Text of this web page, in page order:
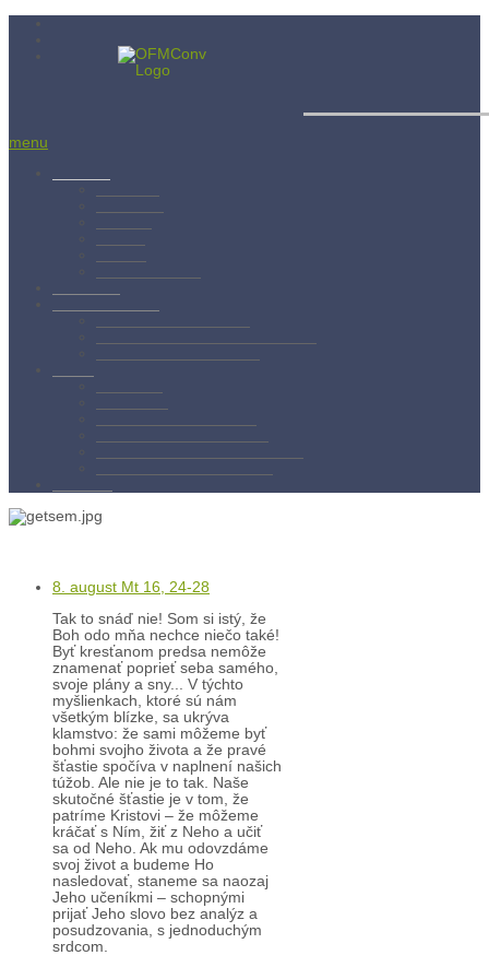
menu
Albánsko
Bratislava
Juniorát
Brehov
Levoča
Spišský Štvrtok
Povolanie
Svätý František
Životopis sv. Františka
Chronológia života sv. Františka
Testament sv. Františka
Dejiny minoritov vo svete
Dejiny minoritov na Slovensku
Rytierstvo Nepoškvrnenej
Kontakty
8. august Mt 16, 24-28
Tak to snáď nie! Som si istý, že
Boh odo mňa nechce niečo také!
Byť kresťanom predsa nemôže
znamenať poprieť seba samého,
svoje plány a sny... V týchto
myšlienkach, ktoré sú nám
všetkým blízke, sa ukrýva
klamstvo: že sami môžeme byť
bohmi svojho života a že pravé
šťastie spočíva v naplnení našich
túžob. Ale nie je to tak. Naše
skutočné šťastie je v tom, že
patríme Kristovi – že môžeme
kráčať s Ním, žiť z Neho a učiť
sa od Neho. Ak mu odovzdáme
svoj život a budeme Ho
nasledovať, staneme sa naozaj
Jeho učeníkmi – schopnými
prijať Jeho slovo bez analýz a
posudzovania, s jednoduchým